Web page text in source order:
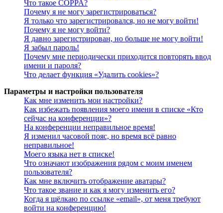
Что такое COPPA?
Почему я не могу зарегистрироваться?
Я только что зарегистрировался, но не могу войти!
Почему я не могу войти?
Я давно зарегистрирован, но больше не могу войти!
Я забыл пароль!
Почему мне периодически приходится повторять ввод
имени и пароля?
Что делает функция «Удалить cookies»?
Параметры и настройки пользователя
Как мне изменить мои настройки?
Как избежать появления моего имени в списке «Кто
сейчас на конференции»?
На конференции неправильное время!
Я изменил часовой пояс, но время всё равно
неправильное!
Моего языка нет в списке!
Что означают изображения рядом с моим именем
пользователя?
Как мне включить отображение аватары?
Что такое звание и как я могу изменить его?
Когда я щёлкаю по ссылке «email», от меня требуют
войти на конференцию!